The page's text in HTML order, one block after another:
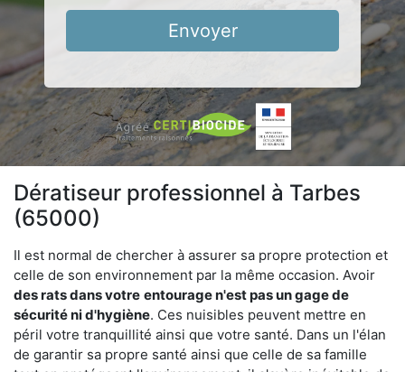
Envoyer
Dératiseur professionnel à Tarbes
(65000)
Il est normal de chercher à assurer sa propre protection et
celle de son environnement par la même occasion. Avoir
des rats dans votre entourage n'est pas un gage de
sécurité ni d'hygiène. Ces nuisibles peuvent mettre en
péril votre tranquillité ainsi que votre santé. Dans un l'élan
de garantir sa propre santé ainsi que celle de sa famille